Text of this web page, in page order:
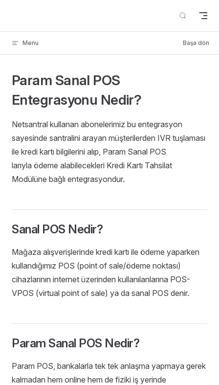
Menu Başa dön
Param Sanal POS
Entegrasyonu Nedir?
Netsantral kullanan abonelerimiz bu entegrasyon
sayesinde santralini arayan müşterilerden IVR tuşlaması
ile kredi kartı bilgilerini alıp, Param Sanal POS
larıyla ödeme alabilecekleri Kredi Kartı Tahsilat
Modülüne bağlı entegrasyondur.
Sanal POS Nedir?
Mağaza alışverişlerinde kredi kartı ile ödeme yaparken
kullandığımız POS (point of sale/ödeme noktası)
cihazlarının internet üzerinden kullanılanlarına POS-
VPOS (virtual point of sale) ya da sanal POS denir.
Param Sanal POS Nedir?
Param POS, bankalarla tek tek anlaşma yapmaya gerek
kalmadan hem online hem de fiziki iş yerinde